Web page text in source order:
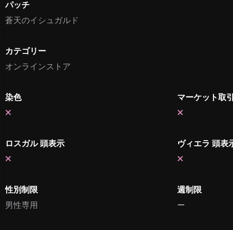
パッチ
蒼天のイシュガルド
カテゴリー
オンラインストア
染色 マーケット取
ロスガル 頭表示 ヴィエラ 頭表
性別制限
男性専用
週制限